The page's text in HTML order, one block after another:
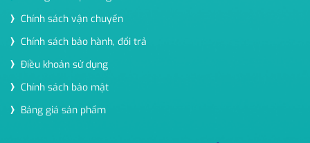
Chính sách vận chuyển
Chính sách bảo hành, đổi trả
Điều khoản sử dụng
Chính sách bảo mật
Bảng giá sản phẩm